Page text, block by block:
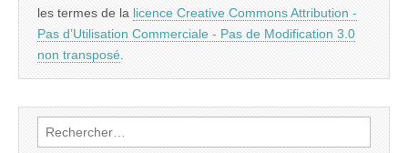
les termes de la licence Creative Commons Attribution -
Pas d’Utilisation Commerciale - Pas de Modification 3.0
non transposé
Rechercher :